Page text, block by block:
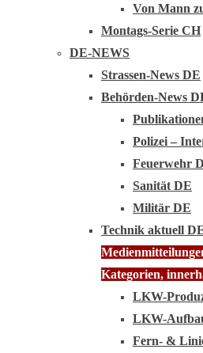
Von Mann
Montags-Serie CH
DE-NEWS
Strassen-News DE
Behörden-News
Polizei –
Feuerwehr
Sanität DE
Militär DE
Technik aktuell
Kategorien,
LKW-
LKW-
Fern- &